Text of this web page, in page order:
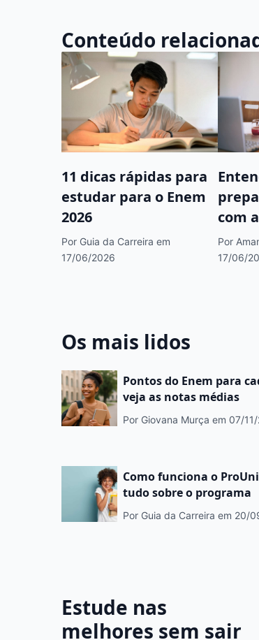
Conteúdo
11 dicas rápidas para
estudar para o Enem
2026
Por Guia da Carreira em
17/06/2026
com
Por
17/06/
Os mais lidos
Pontos do Enem para
veja as notas médias
Por Giovana Murça em 07/
Como funciona o
tudo sobre o programa
Por Guia da Carreira em 20/
Estude nas
melhores sem sair